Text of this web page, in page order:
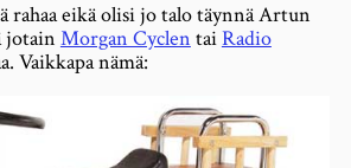
rahaa eikä olisi jo talo täynnä Artun
jotain Morgan Cyclen taiRadio
Vaikkapa nämä: